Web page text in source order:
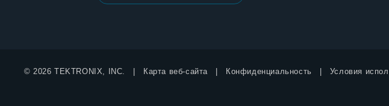
© 2026 TEKTRONIX, INC. Карта веб-сайта Конфиденциальность Условия